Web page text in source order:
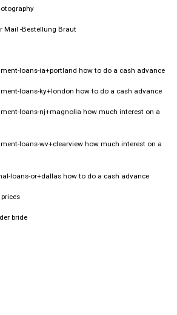
Mail -Bestellung Braut
loans-ia+portland how to do a cash advance
loans-ky+london how to do a cash advance
loans-nj+magnolia how much interest on a
loans-wv+clearview how much interest on a
loans-or+dallas how to do a cash advance
bride